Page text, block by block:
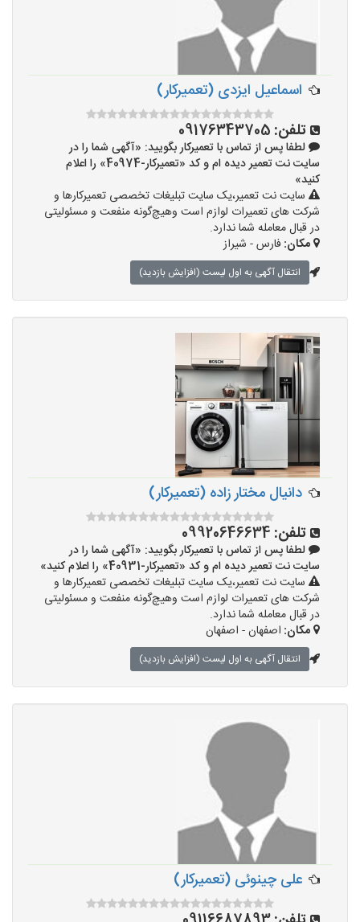
اسماعیل ایزدی (تعمیرکار)
تلفن: 09176343705
لطفا پس از تماس با تعمیرکار بگویید: «آگهی شما را در
سایت نت تعمیر دیده ام و کد «تعمیرکار-40974» را اعلام
کنید»
سایت نت تعمیر،یک سایت تبلیغات تخصصی تعمیرکارها و
شرکت های تعمیرات لوازم است وهیچ‌گونه منفعت و مسئولیتی
در قبال معامله شما ندارد.
مکان: فارس - شیراز
انتقال آگهی به اول لیست (افزایش بازدید)
دانیال مختار زاده (تعمیرکار)
تلفن: 09920646634
لطفا پس از تماس با تعمیرکار بگویید: «آگهی شما را در
سایت نت تعمیر دیده ام و کد «تعمیرکار-40931» را اعلام کنید»
سایت نت تعمیر،یک سایت تبلیغات تخصصی تعمیرکارها و
شرکت های تعمیرات لوازم است وهیچ‌گونه منفعت و مسئولیتی
در قبال معامله شما ندارد.
مکان: اصفهان - اصفهان
انتقال آگهی به اول لیست (افزایش بازدید)
علی چینوئی (تعمیرکار)